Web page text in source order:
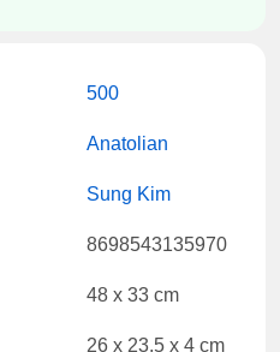
500
Anatolian
Sung Kim
8698543135970
48 x 33 cm
26 x 23.5 x 4 cm